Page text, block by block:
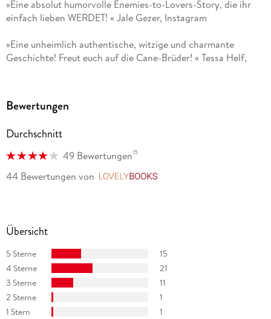
»Eine absolut humorvolle Enemies-to-Lovers-Story, die ihr
einfach lieben WERDET! « Jale Gezer, Instagram
»Eine unheimlich authentische, witzige und charmante
Geschichte! Freut euch auf die Cane-Brüder! « Tessa Helf,
Roman mit tiefgründigem Hintergrund. « Desired
»Meghan Quinn kann es einfach. Ich glaube, ich wurde auch
ein Telefonbuch von ihr verschlingen. Lest es und lasst euch
verzaubern. « Claudia Scheibel, Instagram
Bewertungen
Durchschnitt
49 Bewertungen15
44 Bewertungen von
Übersicht
5 Sterne
15
4 Sterne
21
3 Sterne
11
2 Sterne
1
1 Stern
1